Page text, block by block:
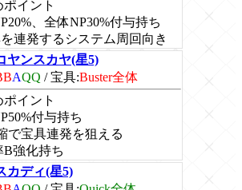
イント
、全体NP30%付与持ち
を連発するシステム周回向き
ヤンスカヤ(星5)
AQQ /宝具:Buster全体
イント
付与持ち
で宝具連発を狙える
B強化持ち
カディ(星5)